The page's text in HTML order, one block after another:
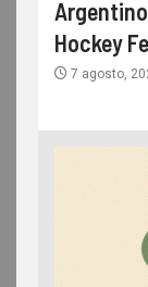
Hockey
7 agosto,